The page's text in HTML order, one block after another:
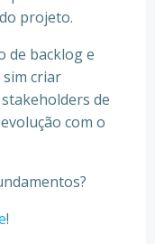
projeto.
de backlog e
criar
de
com o
!